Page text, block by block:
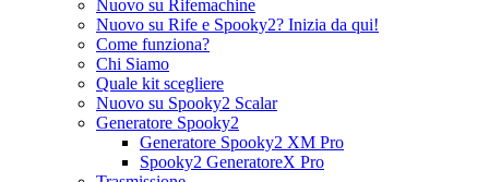
Nuovo su Rifemachine
Nuovo su Rife e Spooky2? Inizia da qui!
Come funziona?
Chi Siamo
Quale kit scegliere
Nuovo su Spooky2 Scalar
Generatore Spooky2
Generatore Spooky2 XM Pro
Spooky2 GeneratoreX Pro